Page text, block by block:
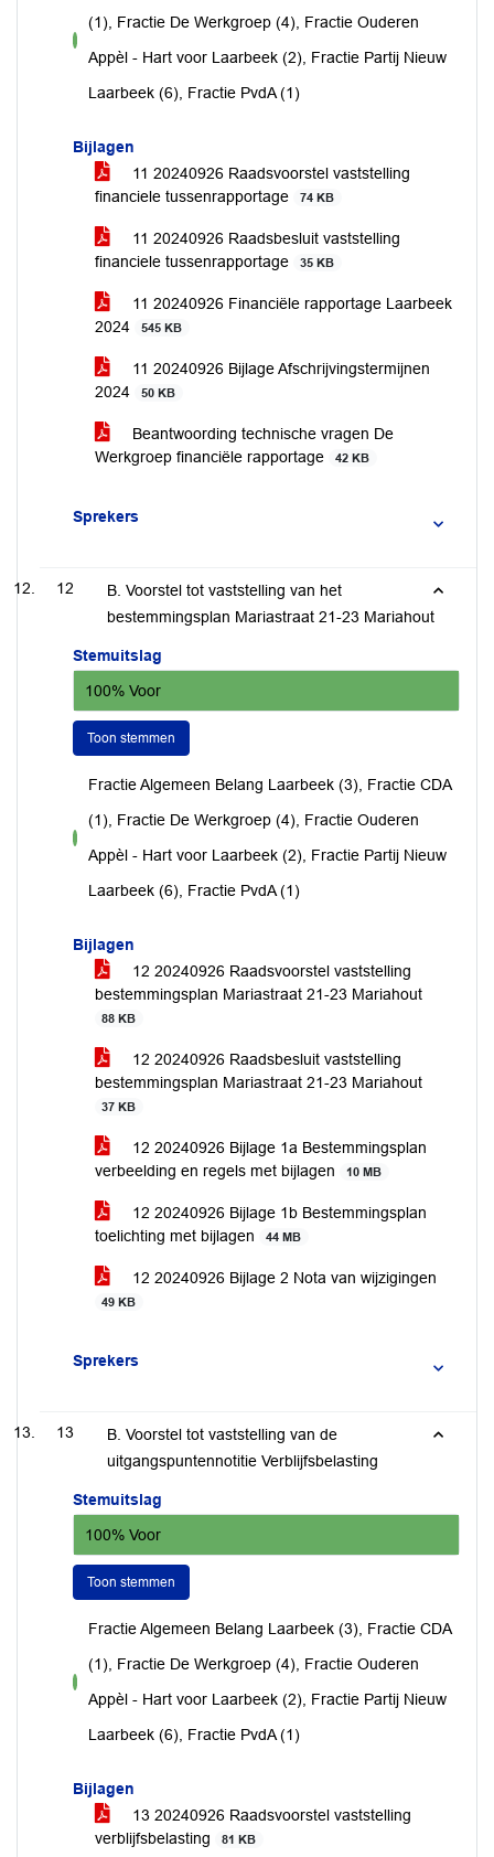
voor
(1), Fractie De Werkgroep (4), Fractie Ouderen
Appèl - Hart voor Laarbeek (2), Fractie Partij Nieuw
Laarbeek (6), Fractie PvdA (1)
Bijlagen
11 20240926 Raadsvoorstel vaststelling
financiele tussenrapportage
74 KB
11 20240926 Raadsbesluit vaststelling
financiele tussenrapportage
35 KB
11 20240926 Financiële rapportage Laarbeek
2024
545 KB
11 20240926 Bijlage Afschrijvingstermijnen
2024
50 KB
Beantwoording technische vragen De
Werkgroep financiële rapportage
42 KB
Sprekers
12
B. Voorstel tot vaststelling van het
bestemmingsplan Mariastraat 21-23 Mariahout
Stemuitslag
100% Voor
Toon stemmen
voor
Fractie Algemeen Belang Laarbeek (3), Fractie CDA
(1), Fractie De Werkgroep (4), Fractie Ouderen
Appèl - Hart voor Laarbeek (2), Fractie Partij Nieuw
Laarbeek (6), Fractie PvdA (1)
Bijlagen
12 20240926 Raadsvoorstel vaststelling
bestemmingsplan Mariastraat 21-23 Mariahout
88 KB
12 20240926 Raadsbesluit vaststelling
bestemmingsplan Mariastraat 21-23 Mariahout
37 KB
12 20240926 Bijlage 1a Bestemmingsplan
verbeelding en regels met bijlagen
10 MB
12 20240926 Bijlage 1b Bestemmingsplan
toelichting met bijlagen
44 MB
12 20240926 Bijlage 2 Nota van wijzigingen
49 KB
Sprekers
13
B. Voorstel tot vaststelling van de
uitgangspuntennotitie Verblijfsbelasting
Stemuitslag
100% Voor
Toon stemmen
voor
Fractie Algemeen Belang Laarbeek (3), Fractie CDA
(1), Fractie De Werkgroep (4), Fractie Ouderen
Appèl - Hart voor Laarbeek (2), Fractie Partij Nieuw
Laarbeek (6), Fractie PvdA (1)
Bijlagen
13 20240926 Raadsvoorstel vaststelling
verblijfsbelasting
81 KB